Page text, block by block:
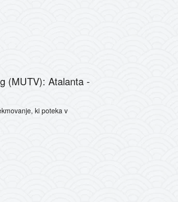
(MUTV): Atalanta -
ki poteka v